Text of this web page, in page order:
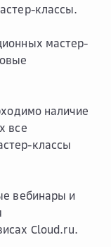
классы.
мастер-
наличие
все
классы
вебинары и
Cloud.ru.